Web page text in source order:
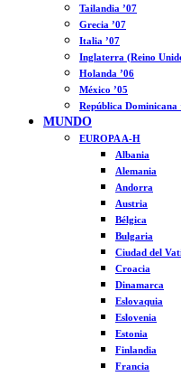
Tailandia ’07
Grecia ’07
Italia ’07
Inglaterra (Reino
Holanda ’06
México ’05
República Dominicana
MUNDO
EUROPA A-H
Albania
Alemania
Andorra
Austria
Bélgica
Bulgaria
Ciudad del
Croacia
Dinamarca
Eslovaquia
Eslovenia
Estonia
Finlandia
Francia